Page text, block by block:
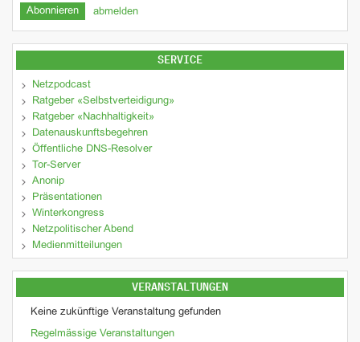
abmelden
SERVICE
Netzpodcast
Ratgeber «Selbstverteidigung»
Ratgeber «Nachhaltigkeit»
Datenauskunftsbegehren
Öffentliche DNS-Resolver
Tor-Server
Anonip
Präsentationen
Winterkongress
Netzpolitischer Abend
Medienmitteilungen
VERANSTALTUNGEN
Keine zukünftige Veranstaltung gefunden
Regelmässige Veranstaltungen